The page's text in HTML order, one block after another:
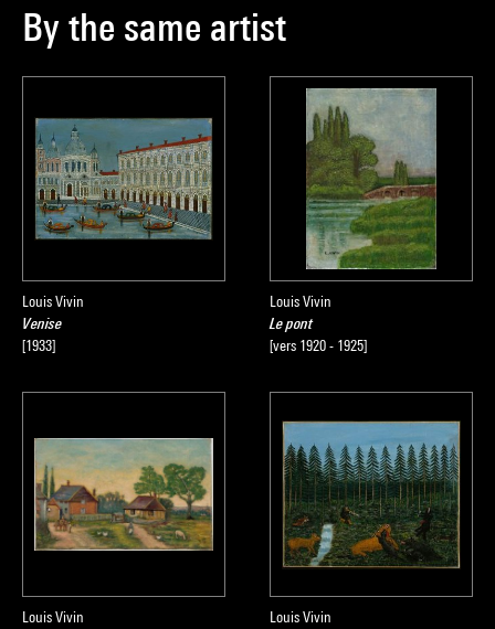
By the same artist
Louis Vivin
Venise
[1933]
Louis Vivin
Le pont
[vers 1920 - 1925]
Louis Vivin
Louis Vivin